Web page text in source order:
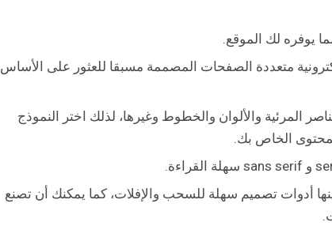
يوفره لك الموقع.
متعددة الصفحات المصممة مسبقا للعثور على الأساس
والألوان والخطوط وغيرها، لذلك اختر النموذج
الخاص بك.
أدوات تصميم سهلة للسحب والإفلات، كما يمكنك أن تصنع